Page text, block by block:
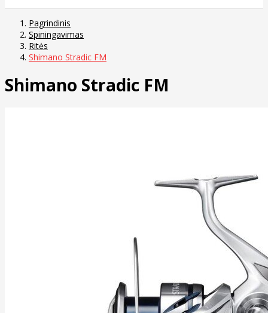
Pagrindinis
Spiningavimas
Ritės
Shimano Stradic FM
Shimano Stradic FM